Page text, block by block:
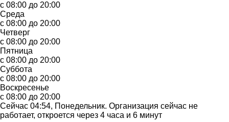
с 08:00 до 20:00
Среда
с 08:00 до 20:00
Четверг
с 08:00 до 20:00
Пятница
с 08:00 до 20:00
Суббота
с 08:00 до 20:00
Воскресенье
с 08:00 до 20:00
Сейчас 04:54, Понедельник. Организация сейчас не
работает, откроется через 4 часа и 6 минут